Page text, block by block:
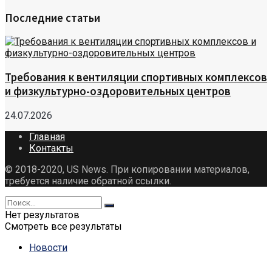
Последние статьи
Требования к вентиляции спортивных комплексов
и физкультурно-оздоровительных центров
24.07.2026
Главная
Контакты
© 2018-2020, US News. При копировании материалов,
требуется наличие обратной ссылки.
Нет результатов
Смотреть все результаты
Новости